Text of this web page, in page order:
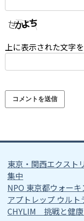
上に表示された文字
東京・関西エクスト
集中
NPO 東京都ウォー
アプトレップ ウル
CHYLIM 挑戦と健